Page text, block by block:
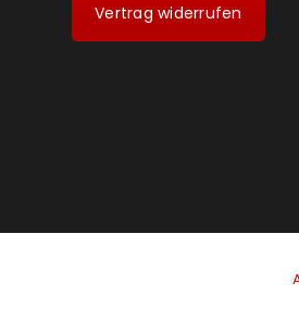
Vertrag widerrufen